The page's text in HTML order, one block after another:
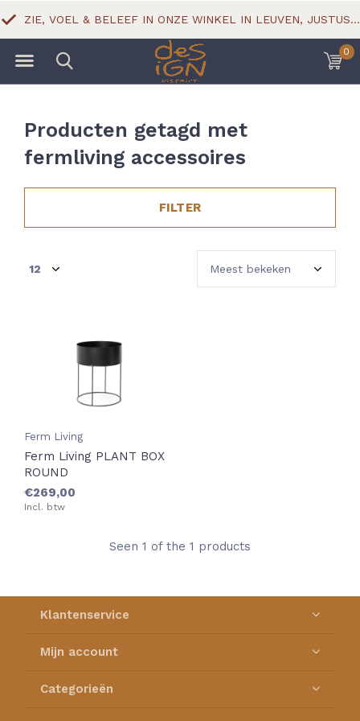
0
ZIE, VOEL & BELEEF IN ONZE WINKEL IN LEUVEN, JUSTUS LIPSIUSSTRAAT 18
Producten getagd met
fermliving accessoires
FILTER
Ferm Living
Ferm Living PLANT BOX
ROUND
€269,00
Incl. btw
Seen 1 of the 1 products
Klantenservice
Mijn account
Categorieën